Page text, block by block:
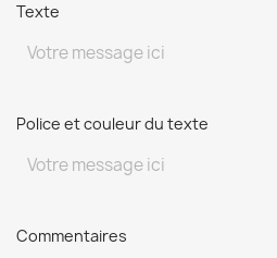
Texte
Police et couleur du texte
Commentaires